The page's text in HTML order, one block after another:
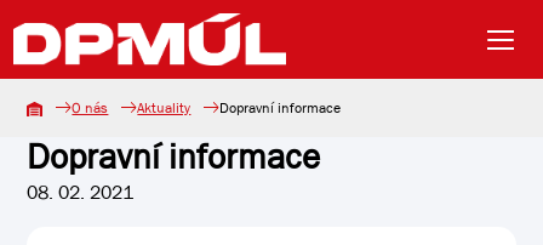
O nás Aktuality Dopravní informace
Dopravní informace
08. 02. 2021